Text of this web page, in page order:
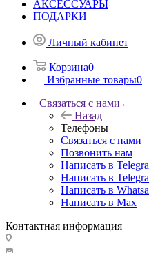
АКСЕССУАРЫ
ПОДАРКИ
Личный кабинет
Корзина0
Избранные товары0
Связаться с нами
Назад
Телефоны
Связаться с нами
Позвонить нам
Написать в
Написать в
Написать в
Написать в Max
Контактная информация